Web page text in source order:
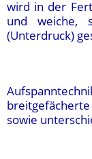
wird in der
und weiche,
(Unterdruck)
sowie